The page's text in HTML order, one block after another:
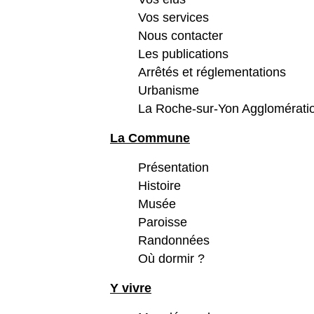
Vos services
Nous contacter
Les publications
Arrêtés et réglementations
Urbanisme
La Roche-sur-Yon
La Commune
Présentation
Histoire
Musée
Paroisse
Randonnées
Où dormir ?
Y vivre